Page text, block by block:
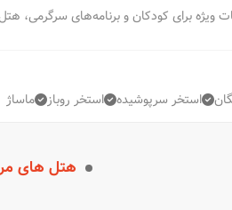
ویژه برای کودکان و برنامه‌های سرگرمی،
استخر سرپوشیده استخر روباز ماساژ
هتل های